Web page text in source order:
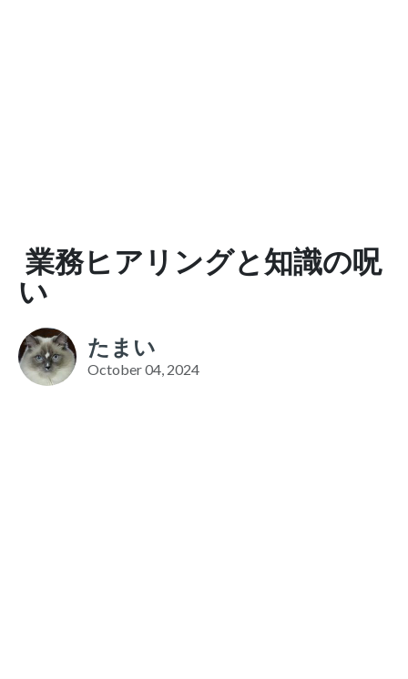
業務ヒアリングと知識の呪
い
たまい
October 04, 2024